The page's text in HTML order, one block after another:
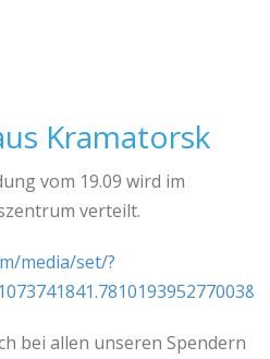
Kramatorsk
vom 19.09 wird im
verteilt.
media/set/?
bei allen unseren Spendern